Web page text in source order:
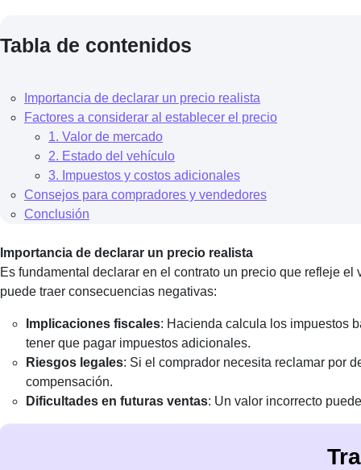
Tabla de contenidos
Importancia de declarar un precio realista
Factores a considerar al establecer el precio
1. Valor de mercado
2. Estado del vehículo
3. Impuestos y costos adicionales
Consejos para compradores y vendedores
Conclusión
Importancia de declarar un precio realista
Es fundamental declarar en el contrato un precio que refleje
puede traer consecuencias negativas:
Implicaciones fiscales: Hacienda calcula los impuestos
tener que pagar impuestos adicionales.
Riesgos legales: Si el comprador necesita reclamar por
compensación.
Dificultades en futuras ventas: Un valor incorrecto